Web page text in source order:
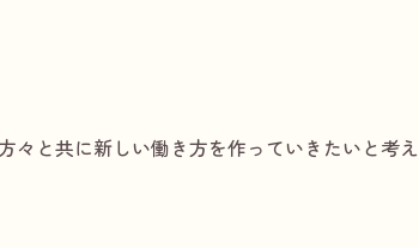
々と共に新しい働き方を作っていきたいと考え